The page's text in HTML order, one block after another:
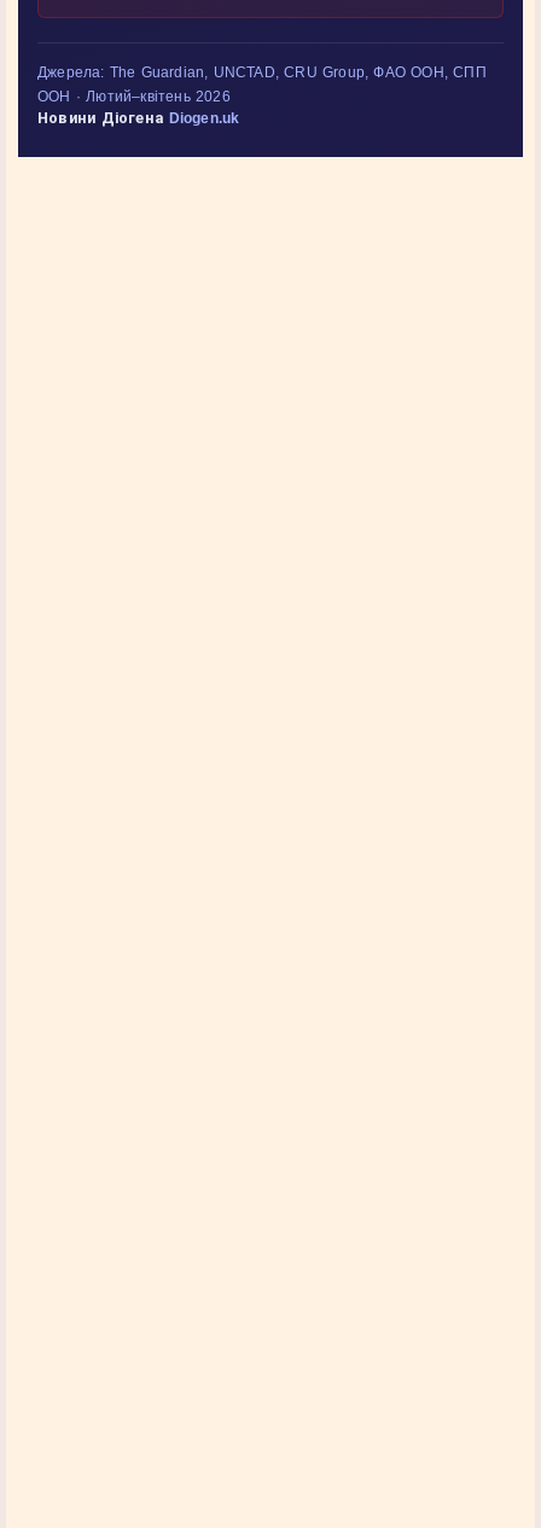
Джерела: The Guardian, UNCTAD, CRU Group, ФАО ООН, СПП
ООН · Лютий–квітень 2026
Новини Діогена Diogen.uk